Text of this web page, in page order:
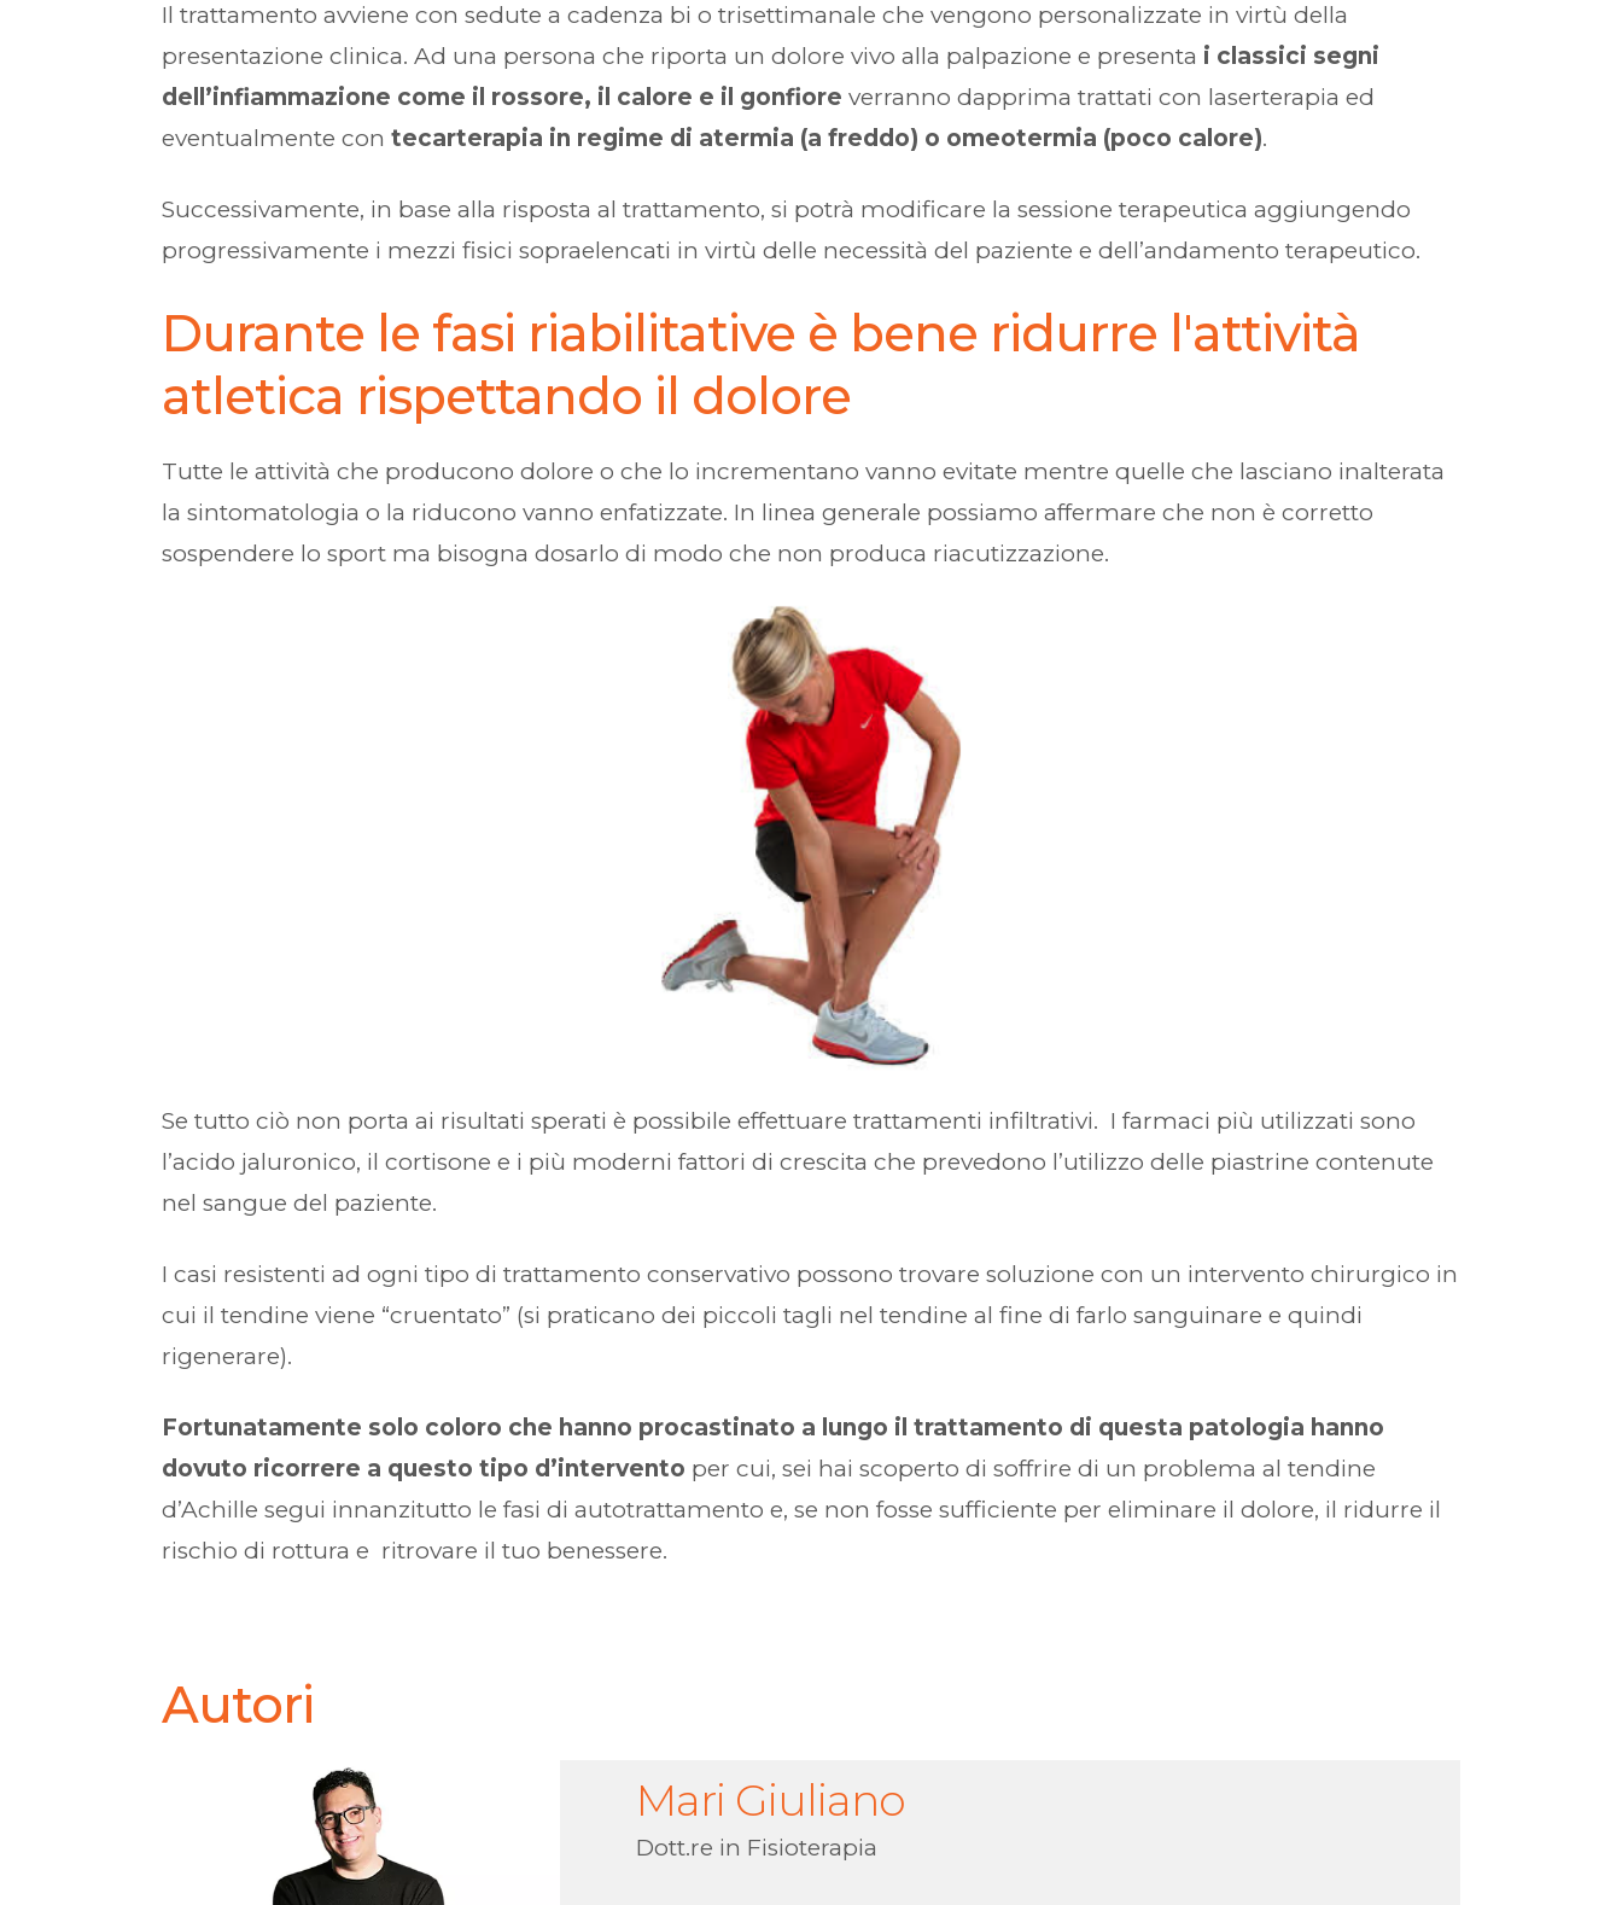
Il trattamento avviene con sedute a cadenza bi o trisettimanale che vengono personalizzate in virtù della
presentazione clinica. Ad una persona che riporta un dolore vivo alla palpazione e presenta i classici segni
dell’infiammazione come il rossore, il calore e il gonfiore verranno dapprima trattati con laserterapia ed
eventualmente contecarterapia in regime di atermia (a freddo) o omeotermia (poco calore).
Successivamente, in base alla risposta al trattamento, si potrà modificare la sessione terapeutica aggiungendo
progressivamente i mezzi fisici sopraelencati in virtù delle necessità del paziente e dell’andamento terapeutico.
Durante le fasi riabilitative è bene ridurre l'attività
atletica rispettando il dolore
Tutte le attività che producono dolore o che lo incrementano vanno evitate mentre quelle che lasciano inalterata
la sintomatologia o la riducono vanno enfatizzate. In linea generale possiamo affermare che non è corretto
sospendere lo sport ma bisogna dosarlo di modo che non produca riacutizzazione.
Se tutto ciò non porta ai risultati sperati è possibile effettuare trattamenti infiltrativi. I farmaci più utilizzati sono
l’acido jaluronico, il cortisone e i più moderni fattori di crescita che prevedono l’utilizzo delle piastrine contenute
nel sangue del paziente.
I casi resistenti ad ogni tipo di trattamento conservativo possono trovare soluzione con un intervento chirurgico in
cui il tendine viene “cruentato” (si praticano dei piccoli tagli nel tendine al fine di farlo sanguinare e quindi
rigenerare).
Fortunatamente solo coloro che hanno procastinato a lungo il trattamento di questa patologia hanno
dovuto ricorrere a questo tipo d’intervento per cui, sei hai scoperto di soffrire di un problema al tendine
d’Achille segui innanzitutto le fasi di autotrattamento e, se non fosse sufficiente per eliminare il dolore, il ridurre il
rischio di rottura e ritrovare il tuo benessere.
Autori
Mari Giuliano
Dott.re in Fisioterapia